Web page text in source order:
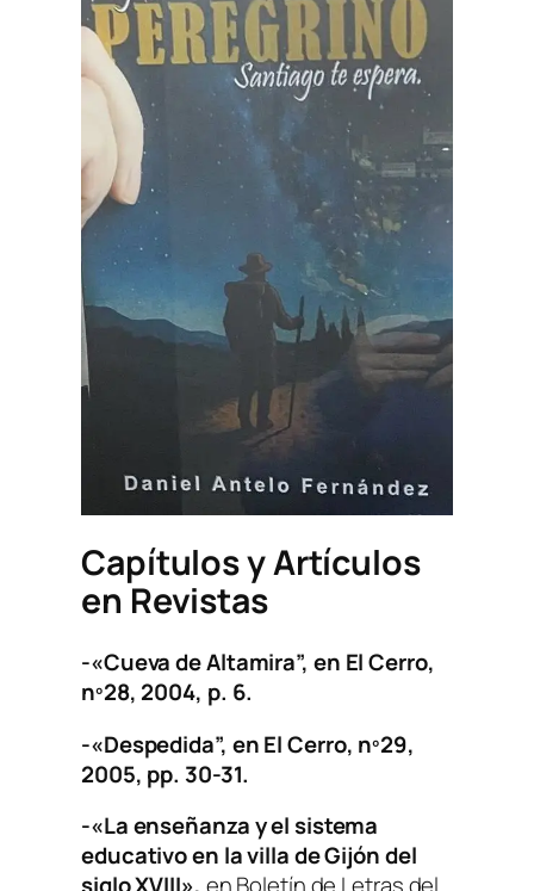
Capítulos y Artículos
en Revistas
-«Cueva de Altamira”, en El Cerro,
nº28, 2004, p. 6.
-«Despedida”, enEl Cerro, nº29,
2005, pp. 30-31.
-«La enseñanza y el sistema
educativo en la villa de Gijón del